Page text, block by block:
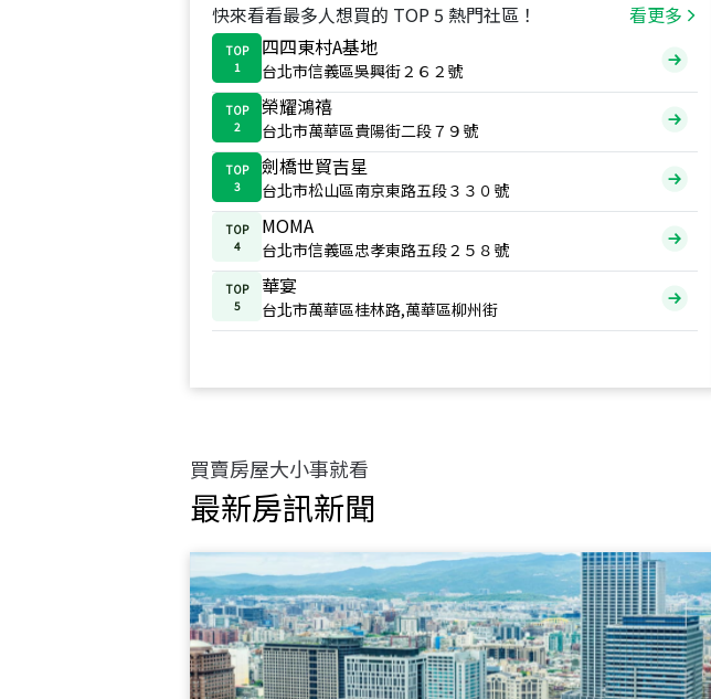
快來看看最多人想買的 TOP 5 熱門社區！ 看更多
TOP
1
四四東村A基地
台北市信義區吳興街２６２號
TOP
2
榮耀鴻禧
台北市萬華區貴陽街二段７９號
TOP
3
劍橋世貿吉星
台北市松山區南京東路五段３３０號
TOP
4
MOMA
台北市信義區忠孝東路五段２５８號
TOP
5
華宴
台北市萬華區桂林路,萬華區柳州街
買賣房屋大小事就看
最新房訊新聞